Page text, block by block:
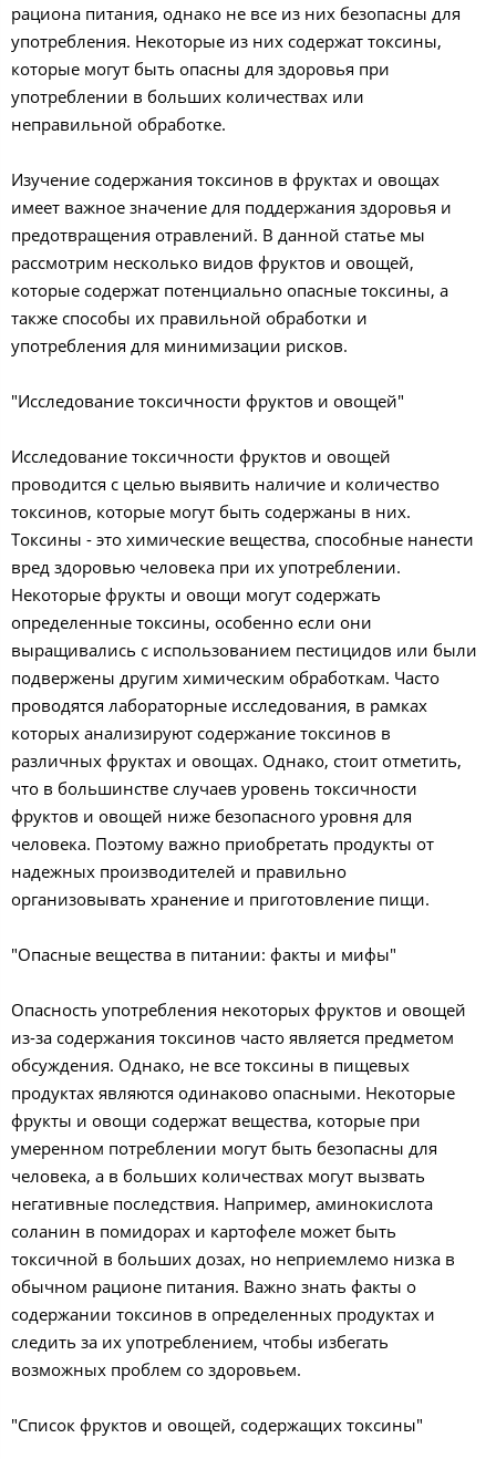
рациона питания, однако не все из них безопасны для
употребления. Некоторые из них содержат токсины,
которые могут быть опасны для здоровья при
употреблении в больших количествах или
неправильной обработке.
Изучение содержания токсинов в фруктах и овощах
имеет важное значение для поддержания здоровья и
предотвращения отравлений. В данной статье мы
рассмотрим несколько видов фруктов и овощей,
которые содержат потенциально опасные токсины, а
также способы их правильной обработки и
употребления для минимизации рисков.
"Исследование токсичности фруктов и овощей"
Исследование токсичности фруктов и овощей
проводится с целью выявить наличие и количество
токсинов, которые могут быть содержаны в них.
Токсины - это химические вещества, способные нанести
вред здоровью человека при их употреблении.
Некоторые фрукты и овощи могут содержать
определенные токсины, особенно если они
выращивались с использованием пестицидов или были
подвержены другим химическим обработкам. Часто
проводятся лабораторные исследования, в рамках
которых анализируют содержание токсинов в
различных фруктах и овощах. Однако, стоит отметить,
что в большинстве случаев уровень токсичности
фруктов и овощей ниже безопасного уровня для
человека. Поэтому важно приобретать продукты от
надежных производителей и правильно
организовывать хранение и приготовление пищи.
"Опасные вещества в питании: факты и мифы"
Опасность употребления некоторых фруктов и овощей
из-за содержания токсинов часто является предметом
обсуждения. Однако, не все токсины в пищевых
продуктах являются одинаково опасными. Некоторые
фрукты и овощи содержат вещества, которые при
умеренном потреблении могут быть безопасны для
человека, а в больших количествах могут вызвать
негативные последствия. Например, аминокислота
соланин в помидорах и картофеле может быть
токсичной в больших дозах, но неприемлемо низка в
обычном рационе питания. Важно знать факты о
содержании токсинов в определенных продуктах и
следить за их употреблением, чтобы избегать
возможных проблем со здоровьем.
"Список фруктов и овощей, содержащих токсины"